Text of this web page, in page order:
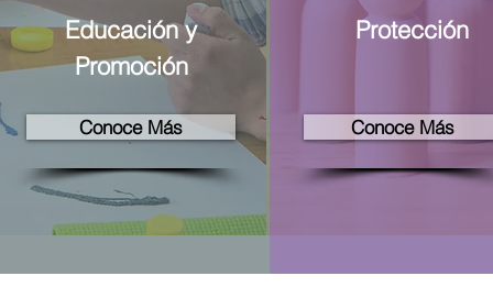
Educación y
Promoción
Conoce Más
Protección
Conoce Más